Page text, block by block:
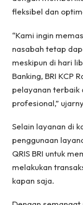
fleksibel dan
“Kami ingin
nasabah tetap
meskipun di hari
Banking, BRI KCP
pelayanan terbaik
profesional,”
Selain layanan di
penggunaan
QRIS BRI untuk
melakukan
kapan saja.